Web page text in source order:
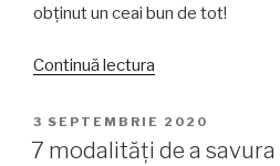
obținut un ceai bun de tot!
Continuă lectura
propriul
ceai
PUBLICAT
PE
3 SEPTEMBRIE 2020
7 modalități de a